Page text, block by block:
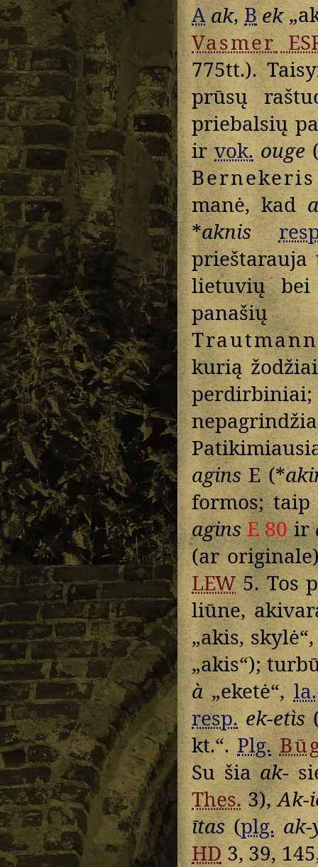
Aak,Bek
Vasmer
775tt.).
prūsų
priebalsių
irvok. ouge
Bernekeris
manė, kad
*aknis
lietuvių
panašių
kurią
aginsE (*
formos;
agins E 80ir
(ar
LEW5. Tos
liūne,
„akis,
„akis“);
à„eketė“,la.
resp. ek-etìs
kt.“.Plg.
Su šiaak-
Thes.3),Ak-
ītas(plg. ak-
HD3, 39,